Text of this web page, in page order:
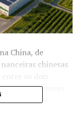
China, de
chinesas
em setores
encontros